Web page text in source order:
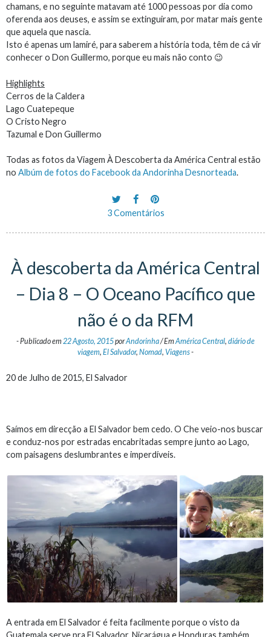
chamans, e no seguinte matavam até 1000 pessoas por dia como
oferenda aos deuses, e assim se extinguiram, por matar mais gente
que aquela que nascia.
Isto é apenas um lamiré, para saberem a história toda, têm de cá vir
conhecer o Don Guillermo, porque eu mais não conto 😉
Highlights
Cerros de la Caldera
Lago Cuatepeque
O Cristo Negro
Tazumal e Don Guillermo
Todas as fotos da Viagem À Descoberta da América Central estão
no Albúm de fotos do Facebook da Andorinha Desnorteada.
3 Comentários
À descoberta da América Central
– Dia 8 – O Oceano Pacífico que
não é o da RFM
-Publicado em22 Agosto, 2015porAndorinha/EmAmérica Central, diário de
viagem, El Salvador, Nomad, Viagens-
20 de Julho de 2015, El Salvador
Saímos em direcção a El Salvador bem cedo. O Che veio-nos buscar
e conduz-nos por estradas encabritadas sempre junto ao Lago,
com paisagens deslumbrantes e imperdíveis.
A entrada em El Salvador é feita facilmente porque o visto da
Guatemala serve pra El Salvador, Nicarágua e Honduras também,